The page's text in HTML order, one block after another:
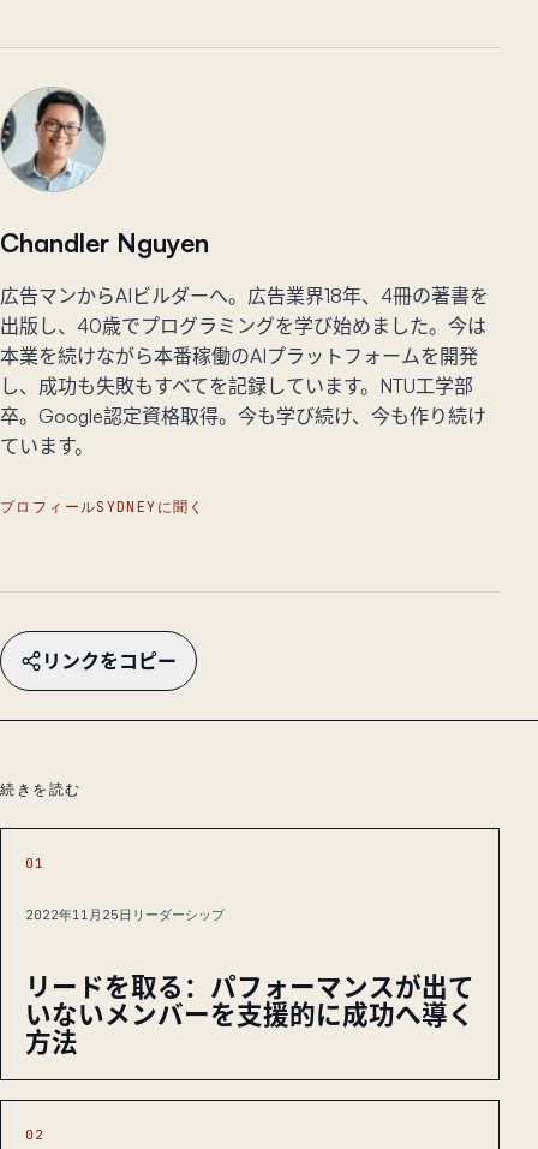
Chandler Nguyen
広告マンからAIビルダーへ。広告業界18年、4冊の著書を
出版し、40歳でプログラミングを学び始めました。今は
本業を続けながら本番稼働のAIプラットフォームを開発
し、成功も失敗もすべてを記録しています。NTU工学部
卒。Google認定資格取得。今も学び続け、今も作り続け
ています。
プロフィールSYDNEYに聞く
リンクをコピー
続きを読む
01
2022年11月25日 リーダーシップ
リードを取る：パフォーマンスが出て
いないメンバーを支援的に成功へ導く
方法
02